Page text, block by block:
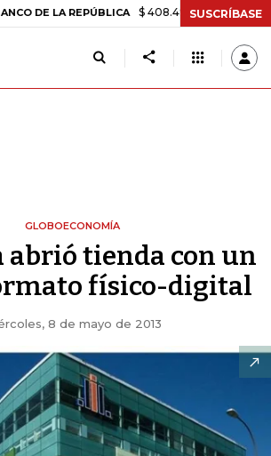
LA REPÚBLICA $ 408.498,97 +$ 8.753,81
SUSCRÍBASE
GLOBOECONOMÍA
abrió tienda con un
físico-digital
8 de mayo de 2013